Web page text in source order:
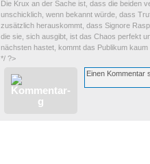
Die Krux an der Sache ist, dass die beiden
unschicklich, wenn bekannt würde, dass
zusätzlich herauskommt, dass Signore
die sie, sich ausgibt, ist das Chaos perfekt
nächsten hastet, kommt das Publikum
*/ ?>